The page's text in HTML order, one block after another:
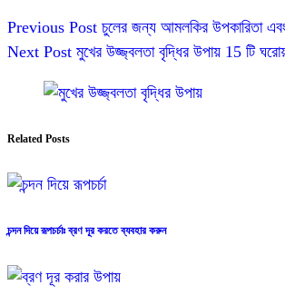
Previous Post চুলের জন্য আমলকির উপকারিতা এবং
Next Post মুখের উজ্জ্বলতা বৃদ্ধির উপায় 15 টি
Related Posts
চন্দন দিয়ে রূপচর্চাঃ ব্রণ দূর করতে ব্যবহার করুন